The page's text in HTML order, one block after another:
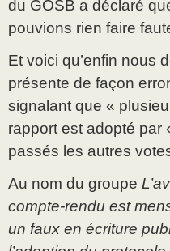
du GOSB a déclaré
pouvions rien faire
Et voici qu’enfin nous
présente de façon
signalant que «
rapport est adopté par
passés les autres
Au nom du groupe
compte-rendu est
un faux en écriture